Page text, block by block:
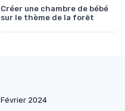
Créer une chambre de bébé
sur le thème de la forêt
Février 2024